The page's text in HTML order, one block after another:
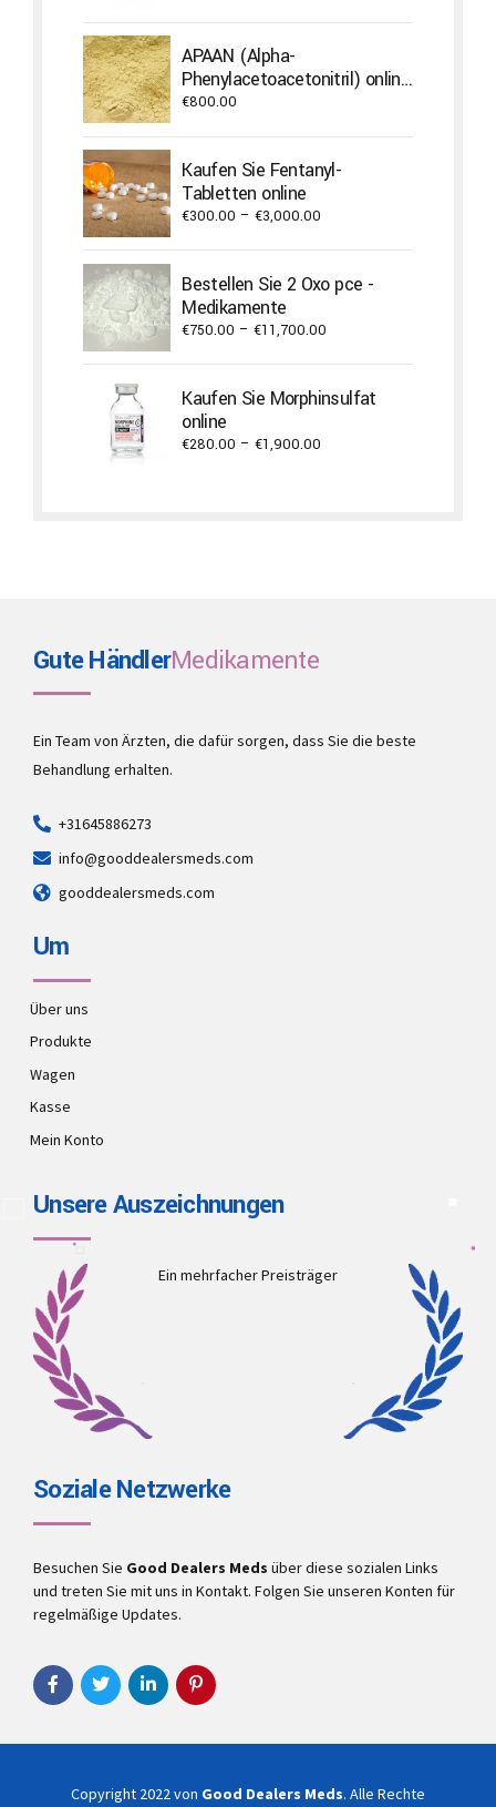
APAAN (Alpha-
Phenylacetoacetonitril) online
bestellen
€800.00
Kaufen Sie Fentanyl-
Tabletten online
€300.00 – €3,000.00
through
Bestellen Sie 2 Oxo pce -
Medikamente
€750.00 – €11,700.00
through
Kaufen Sie Morphinsulfat
online
€280.00 – €1,900.00
Gute HändlerMedikamente
Ein Team von Ärzten, die dafür sorgen, dass Sie die beste
Behandlung erhalten.
+31645886273
info@gooddealersmeds.com
gooddealersmeds.com
Um
Über uns
Produkte
Wagen
Kasse
Mein Konto
Unsere Auszeichnungen
Ein mehrfacher Preisträger
Soziale Netzwerke
Besuchen Sie Good Dealers Meds über diese sozialen Links
und treten Sie mit uns in Kontakt. Folgen Sie unseren Konten für
regelmäßige Updates.
Copyright 2022 von Good Dealers Meds. Alle Rechte